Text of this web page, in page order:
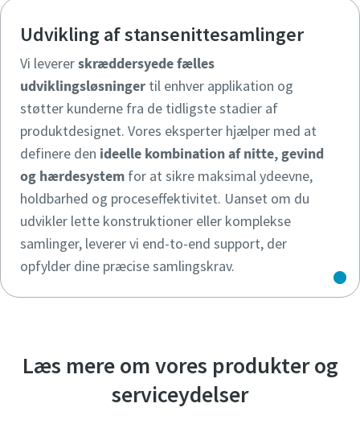
Udvikling af stansenittesamlinger
Vi levererskræddersyede fælles
udviklingsløsninger til enhver applikation og
støtter kunderne fra de tidligste stadier af
produktdesignet. Vores eksperter hjælper med at
definere den ideelle kombination af nitte, gevind
og hærdesystem for at sikre maksimal ydeevne,
holdbarhed og proceseffektivitet. Uanset om du
udvikler lette konstruktioner eller komplekse
samlinger, leverer vi end-to-end support, der
opfylder dine præcise samlingskrav.
Læs mere om vores produkter og
serviceydelser